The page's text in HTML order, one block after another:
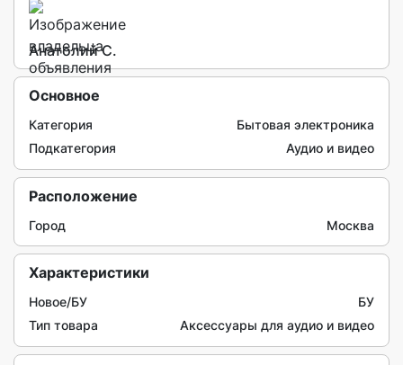
Анатолий С.
Основное
Категория
Бытовая электроника
Подкатегория
Аудио и видео
Расположение
Город Москва
Характеристики
Новое/БУ
БУ
Тип товара
Аксессуары для аудио и видео